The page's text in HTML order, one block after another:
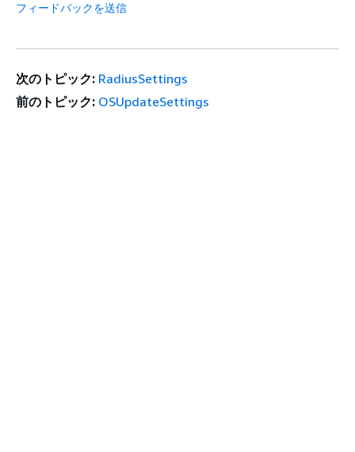
フィードバックを送信
次のトピック: RadiusSettings
前のトピック: OSUpdateSettings